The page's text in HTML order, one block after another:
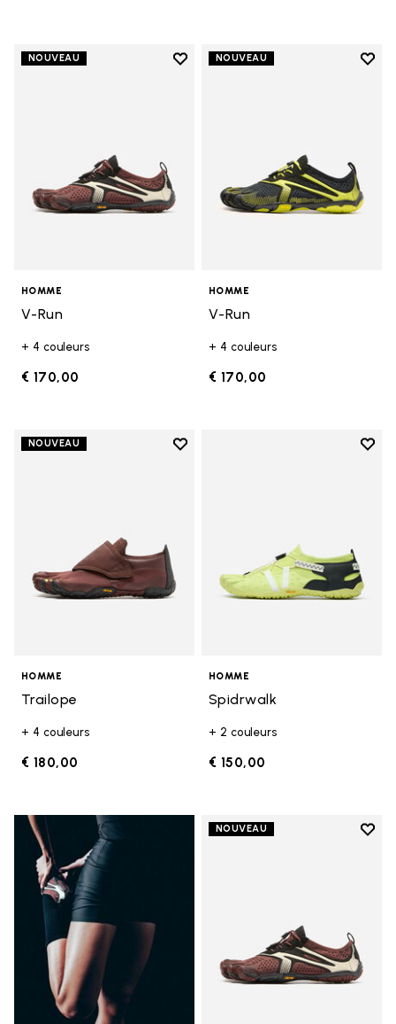
NOUVEAU
Add to wishlist
HOMME
V-Run
+ 4 couleurs
€ 170,00
NOUVEAU
Add
HOMME
V-Run
+ 4 couleurs
€ 170,00
NOUVEAU
Add to wishlist
HOMME
Trailope
+ 4 couleurs
€ 180,00
Add
HOMME
Spidrwalk
+ 2 couleurs
€ 150,00
NOUVEAU
Add